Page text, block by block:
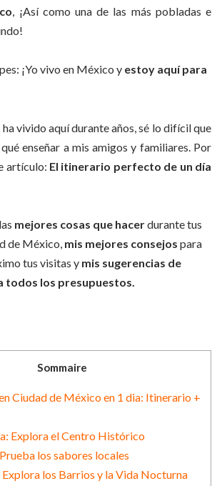
, ¡Así como una de las más pobladas e
¡Yo vivo en México y estoy aquí para
vivido aquí durante años, sé lo difícil que
enseñar a mis amigos y familiares. Por
artículo: El itinerario perfecto de un día
mejores cosas que hacerdurante tus
de México, mis mejores consejos para
tus visitas y mis sugerencias de
todos los presupuestos.
Sommaire
Ciudad de México en 1 dia: Itinerario +
Explora el Centro Histórico
los sabores locales
Explora los Barrios y la Vida Nocturna